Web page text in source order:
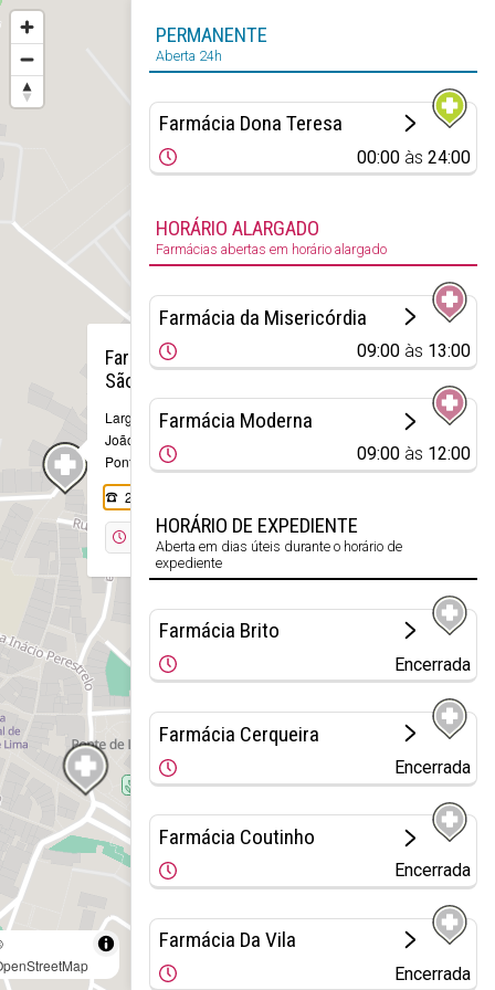
Farmácia de
São João
Largo de São
João, 61-67
Ponte de Lima
258 941 197
Encerrada
PERMANENTE
Aberta 24h
Farmácia Dona Teresa
00:00 às24:00
HORÁRIO ALARGADO
Farmácias abertas em horário alargado
Farmácia da Misericórdia
09:00 às 13:00
Farmácia Moderna
09:00 às 12:00
HORÁRIO DE EXPEDIENTE
Aberta em dias úteis durante o horário de
expediente
Farmácia Brito
Encerrada
Farmácia Cerqueira
Encerrada
Farmácia Coutinho
Encerrada
Farmácia Da Vila
Encerrada